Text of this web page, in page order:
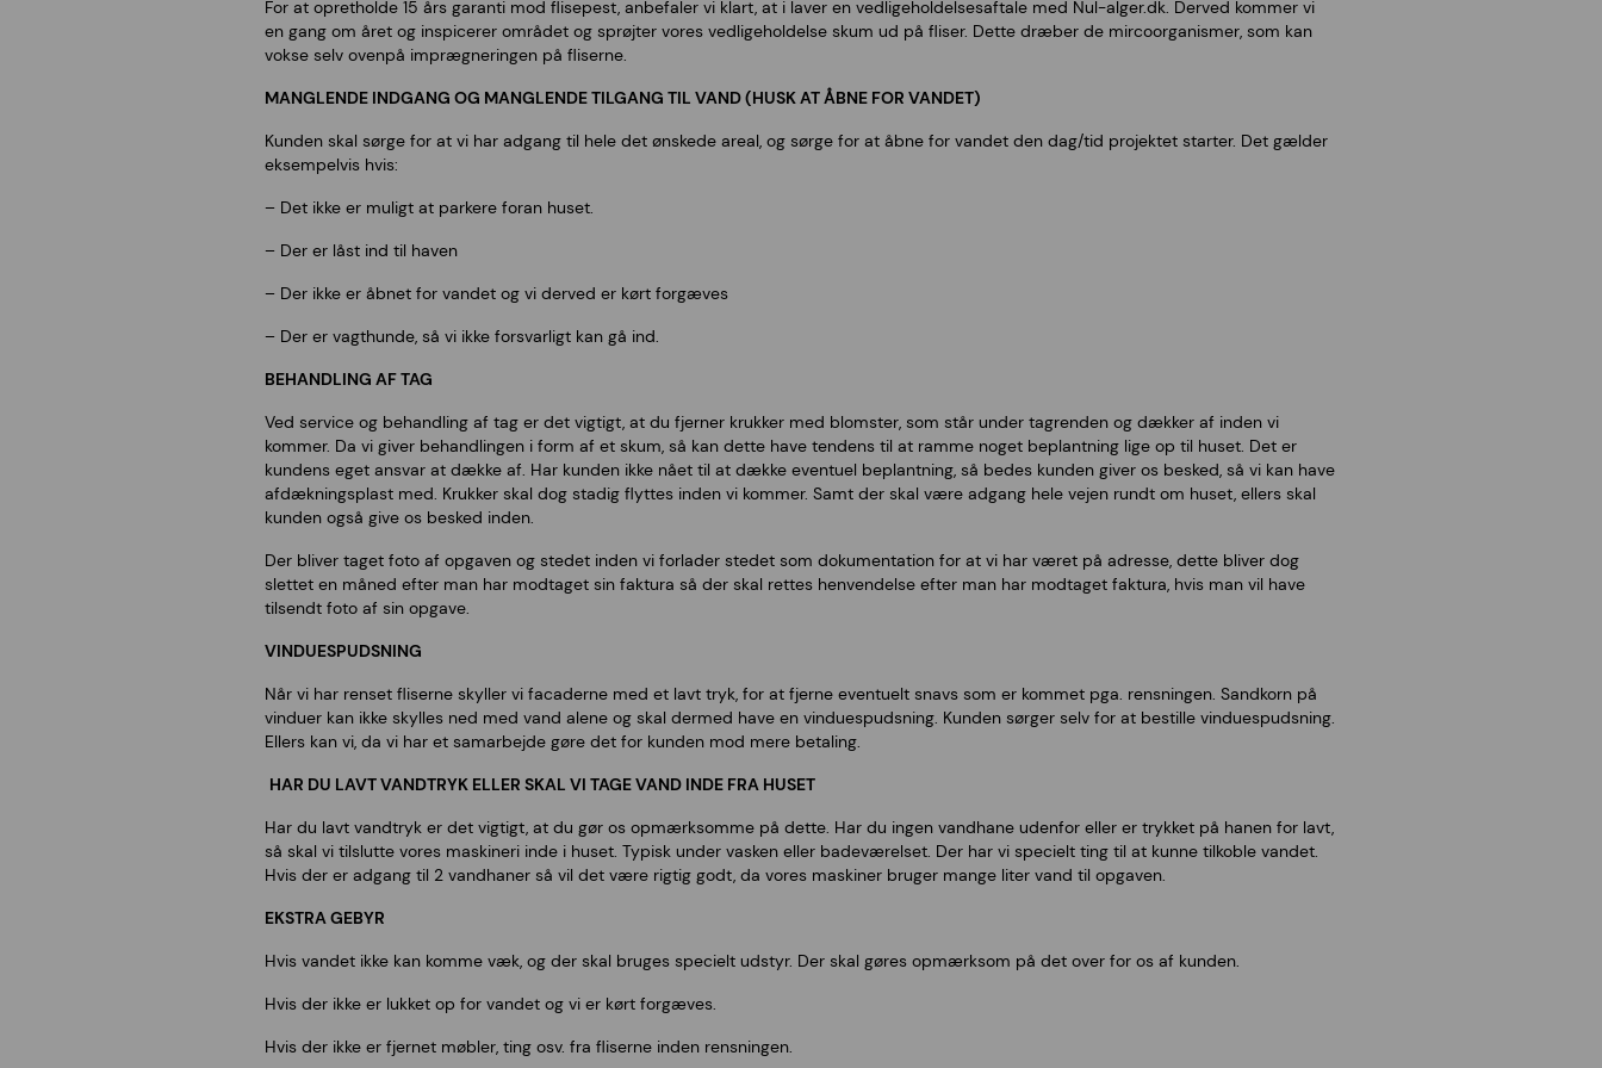
For at opretholde 15 års garanti mod flisepest, anbefaler vi klart, at i laver en vedligeholdelsesaftale med Nul-alger.dk. Derved kommer vi
en gang om året og inspicerer området og sprøjter vores vedligeholdelse skum ud på fliser. Dette dræber de mircoorganismer, som kan
vokse selv ovenpå imprægneringen på fliserne.
MANGLENDE INDGANG OG MANGLENDE TILGANG TIL VAND (HUSK AT ÅBNE FOR VANDET)
Kunden skal sørge for at vi har adgang til hele det ønskede areal, og sørge for at åbne for vandet den dag/tid projektet starter. Det gælder
eksempelvis hvis:
– Det ikke er muligt at parkere foran huset.
– Der er låst ind til haven
– Der ikke er åbnet for vandet og vi derved er kørt forgæves
– Der er vagthunde, så vi ikke forsvarligt kan gå ind.
BEHANDLING AF TAG
Ved service og behandling af tag er det vigtigt, at du fjerner krukker med blomster, som står under tagrenden og dækker af inden vi
kommer. Da vi giver behandlingen i form af et skum, så kan dette have tendens til at ramme noget beplantning lige op til huset. Det er
kundens eget ansvar at dække af. Har kunden ikke nået til at dække eventuel beplantning, så bedes kunden giver os besked, så vi kan have
afdækningsplast med. Krukker skal dog stadig flyttes inden vi kommer. Samt der skal være adgang hele vejen rundt om huset, ellers skal
kunden også give os besked inden.
Der bliver taget foto af opgaven og stedet inden vi forlader stedet som dokumentation for at vi har været på adresse, dette bliver dog
slettet en måned efter man har modtaget sin faktura så der skal rettes henvendelse efter man har modtaget faktura, hvis man vil have
tilsendt foto af sin opgave.
VINDUESPUDSNING
Når vi har renset fliserne skyller vi facaderne med et lavt tryk, for at fjerne eventuelt snavs som er kommet pga. rensningen. Sandkorn på
vinduer kan ikke skylles ned med vand alene og skal dermed have en vinduespudsning. Kunden sørger selv for at bestille vinduespudsning.
Ellers kan vi, da vi har et samarbejde gøre det for kunden mod mere betaling.
HAR DU LAVT VANDTRYK ELLER SKAL VI TAGE VAND INDE FRA HUSET
Har du lavt vandtryk er det vigtigt, at du gør os opmærksomme på dette. Har du ingen vandhane udenfor eller er trykket på hanen for lavt,
så skal vi tilslutte vores maskineri inde i huset. Typisk under vasken eller badeværelset. Der har vi specielt ting til at kunne tilkoble vandet.
Hvis der er adgang til 2 vandhaner så vil det være rigtig godt, da vores maskiner bruger mange liter vand til opgaven.
EKSTRA GEBYR
Hvis vandet ikke kan komme væk, og der skal bruges specielt udstyr. Der skal gøres opmærksom på det over for os af kunden.
Hvis der ikke er lukket op for vandet og vi er kørt forgæves.
Hvis der ikke er fjernet møbler, ting osv. fra fliserne inden rensningen.